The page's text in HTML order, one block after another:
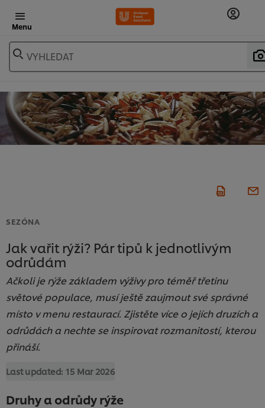
Menu
VYHLEDAT
SEZÓNA
Jak vařit rýži? Pár tipů k jednotlivým
odrůdám
Ačkoli je rýže základem výživy pro téměř třetinu
světové populace, musí ještě zaujmout své správné
místo v menu restaurací. Zjistěte více o jejích druzích a
odrůdách a nechte se inspirovat rozmanitostí, kterou
přináší.
Last updated: 15 Mar 2026
Druhy a odrůdy rýže